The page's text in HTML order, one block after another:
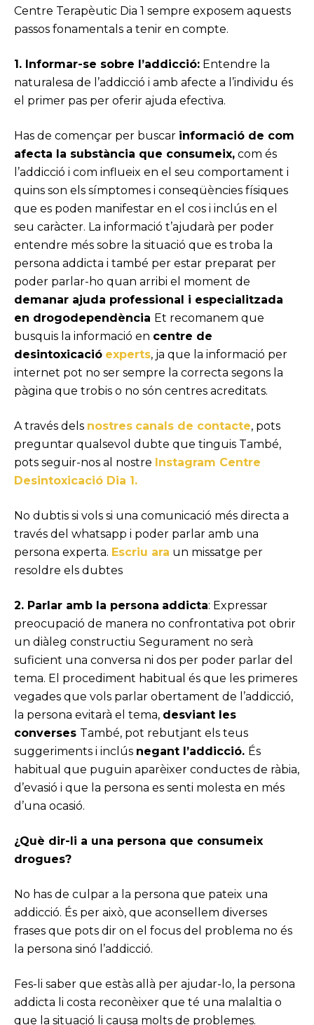
Centre Terapèutic Dia 1 sempre exposem aquests
passos fonamentals a tenir en compte.
1. Informar-se sobre l’addicció: Entendre la
naturalesa de l’addicció i amb afecte a l’individu és
el primer pas per oferir ajuda efectiva.
Has de començar per buscar informació de com
afecta la substància que consumeix, com és
l’addicció i com influeix en el seu comportament i
quins son els símptomes i conseqüències físiques
que es poden manifestar en el cos i inclús en el
seu caràcter. La informació t’ajudarà per poder
entendre més sobre la situació que es troba la
persona addicta i també per estar preparat per
poder parlar-ho quan arribi el moment de
demanar ajuda professional i especialitzada
en drogodependència Et recomanem que
busquis la informació en centre de
desintoxicació experts, ja que la informació per
internet pot no ser sempre la correcta segons la
pàgina que trobis o no són centres acreditats.
A través dels nostres canals de contacte, pots
preguntar qualsevol dubte que tinguis També,
pots seguir-nos al nostre Instagram Centre
Desintoxicació Dia 1.
No dubtis si vols si una comunicació més directa a
través del whatsapp i poder parlar amb una
persona experta. Escriu ara un missatge per
resoldre els dubtes
2. Parlar amb la persona addicta: Expressar
preocupació de manera no confrontativa pot obrir
un diàleg constructiu Segurament no serà
suficient una conversa ni dos per poder parlar del
tema. El procediment habitual és que les primeres
vegades que vols parlar obertament de l’addicció,
la persona evitarà el tema, desviant les
converses També, pot rebutjant els teus
suggeriments i inclús negant l’addicció. És
habitual que puguin aparèixer conductes de ràbia,
d’evasió i que la persona es senti molesta en més
d’una ocasió.
¿Què dir-li a una persona que consumeix
drogues?
No has de culpar a la persona que pateix una
addicció. És per això, que aconsellem diverses
frases que pots dir on el focus del problema no és
la persona sinó l’addicció.
Fes-li saber que estàs allà per ajudar-lo, la persona
addicta li costa reconèixer que té una malaltia o
que la situació li causa molts de problemes.